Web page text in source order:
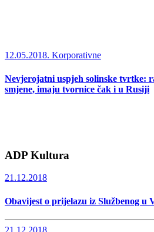
12.05.2018. Korporativne
Nevjerojatni uspjeh solinske tvrtke:
smjene, imaju tvornice čak i u Rusiji
ADP Kultura
21.12.2018
Obavijest o prijelazu iz Službenog u
21.12.2018